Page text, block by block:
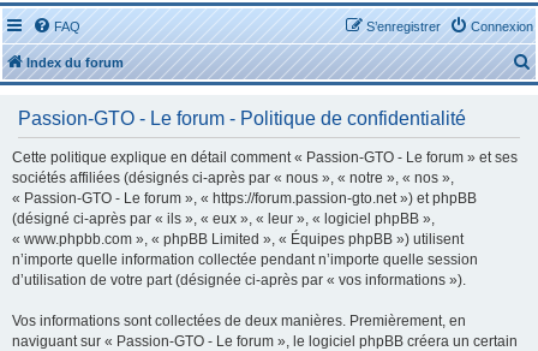
FAQ Connexion
S’enregistrer
Index du forum
e
Passion-GTO - Le forum - Politique de confidentialité
Cette politique explique en détail comment « Passion-GTO - Le forum » et ses
sociétés affiliées (désignés ci-après par « nous », « notre », « nos »,
« Passion-GTO - Le forum », « https://forum.passion-gto.net ») et phpBB
(désigné ci-après par « ils », « eux », « leur », « logiciel phpBB »,
« www.phpbb.com », « phpBB Limited », « Équipes phpBB ») utilisent
n’importe quelle information collectée pendant n’importe quelle session
d’utilisation de votre part (désignée ci-après par « vos informations »).
Vos informations sont collectées de deux manières. Premièrement, en
naviguant sur « Passion-GTO - Le forum », le logiciel phpBB créera un certain